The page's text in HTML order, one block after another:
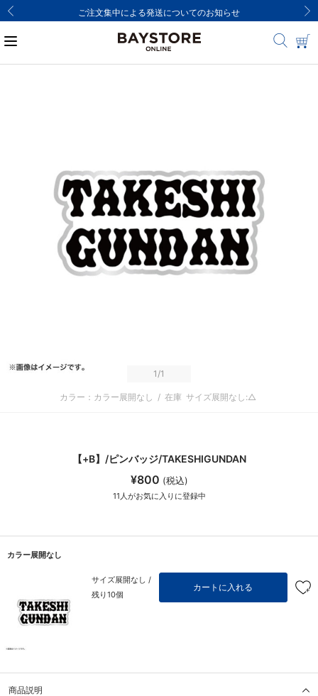
ご注文集中による発送についてのお知らせ
1/1
カラー：カラー展開なし / 在庫 サイズ展開なし:△
【+B】/ピンバッジ/TAKESHIGUNDAN
¥800 (税込)
11 人がお気に入りに登録中
カラー展開なし
サイズ展開なし /
残り10個
カートに入れる
商品説明